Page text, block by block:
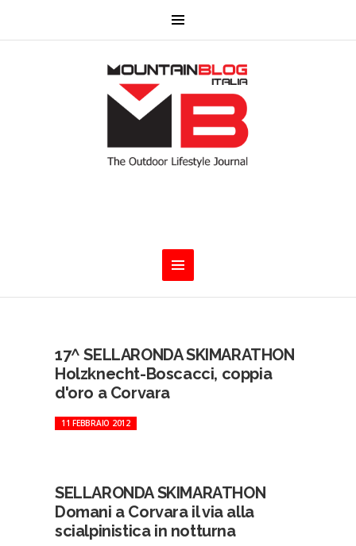
17^ SELLARONDA SKIMARATHON
Holzknecht-Boscacci, coppia
d'oro a Corvara
11 FEBBRAIO 2012
SELLARONDA SKIMARATHON
Domani a Corvara il via alla
scialpinistica in notturna